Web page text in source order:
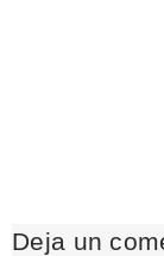
Deja un